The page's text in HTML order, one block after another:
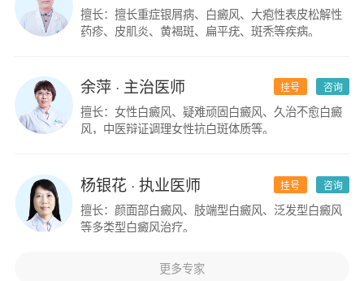
擅长：擅长重症银屑病、白癜风、大疱性表皮松解性
药疹、皮肌炎、黄褐斑、扁平疣、斑秃等疾病。
咨询
挂号
余萍· 主治医师
擅长：女性白癜风、疑难顽固白癜风、久治不愈白癜
风，中医辩证调理女性抗白斑体质等。
咨询
挂号
杨银花· 执业医师
擅长：颜面部白癜风、肢端型白癜风、泛发型白癜风
等多类型白癜风治疗。
更多专家